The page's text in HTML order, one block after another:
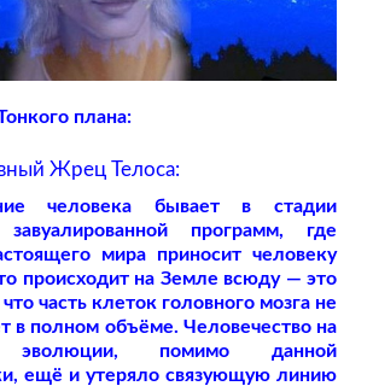
плана:
Жрец Телоса:
человека бывает в стадии
завуалированной программ, где
мира приносит человеку
происходит на Земле всюду — это
часть клеток головного мозга не
в полном объёме. Человечество на
эволюции, помимо данной
ещё и утеряло связующую линию